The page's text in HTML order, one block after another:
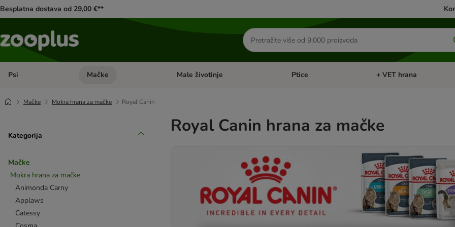
Besplatna dostava od 29,00 €**
Traži
proizvode
Psi Pregled kategorija: Psi
Mačke Pregled kategorija: Mačke
Male životinje Pregled kategorija: Male životinje
Ptice Pregled kategorija: Ptice
+ VET hrana
Mačke Mokra hrana za mačke Royal Canin
Kategorija
Mačke
Mokra hrana za mačke
Animonda Carny
Applaws
Catessy
Royal Canin hrana za mačke